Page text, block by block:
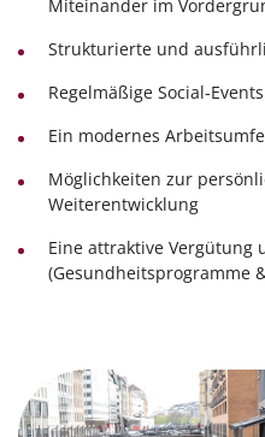
Miteinander im
Strukturierte und
Regelmäßige Social-Events
Ein modernes
Möglichkeiten zur
Weiterentwicklung
Eine attraktive Vergütung
(Gesundheitsprogramme